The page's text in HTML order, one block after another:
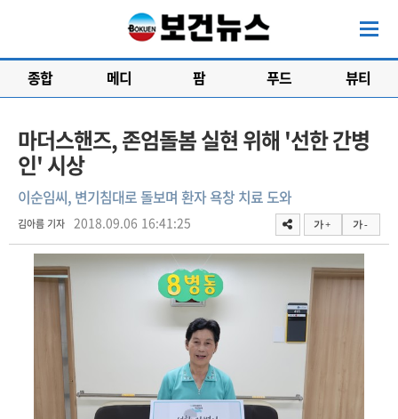
종합 메디 팜 푸드 뷰티
마더스핸즈, 존엄돌봄 실현 위해 '선한 간병
인' 시상
이순임씨, 변기침대로 돌보며 환자 욕창 치료 도와
김아름 기자 2018.09.06 16:41:25 가 + 가 -